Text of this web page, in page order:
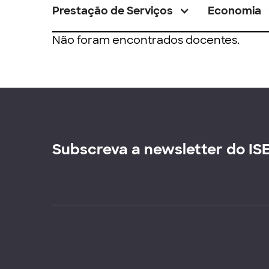
Prestação de Serviços Economia
Não foram encontrados docentes.
Subscreva a newsletter do